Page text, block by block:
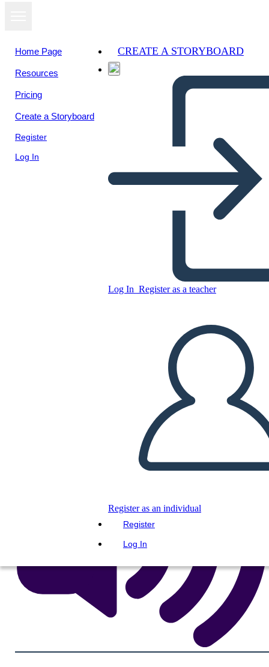
Home Page
Resources
Pricing
Create a Storyboard
Register
Log In
CREATE A STORYBOARD
Log In Register as a teacher
Register as an individual
Register
Log In
Cronología de los Derechos
de Voto (2)
Copy this Storyboard
CREATE A STORYBOARD
PLAY SLIDESHOW
READ TO ME